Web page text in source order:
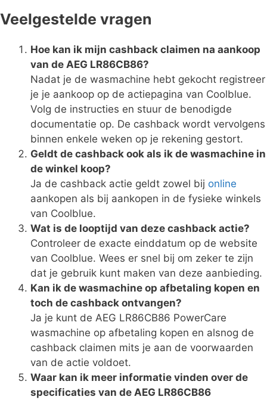
Veelgestelde vragen
Hoe kan ik mijn cashback claimen na aankoop
van de AEG LR86CB86?
Nadat je de wasmachine hebt gekocht registreer
je je aankoop op de actiepagina van Coolblue.
Volg de instructies en stuur de benodigde
documentatie op. De cashback wordt vervolgens
binnen enkele weken op je rekening gestort.
Geldt de cashback ook als ik de wasmachine in
de winkel koop?
Ja de cashback actie geldt zowel bij online
aankopen als bij aankopen in de fysieke winkels
van Coolblue.
Wat is de looptijd van deze cashback actie?
Controleer de exacte einddatum op de website
van Coolblue. Wees er snel bij om zeker te zijn
dat je gebruik kunt maken van deze aanbieding.
Kan ik de wasmachine op afbetaling kopen en
toch de cashback ontvangen?
Ja je kunt de AEG LR86CB86 PowerCare
wasmachine op afbetaling kopen en alsnog de
cashback claimen mits je aan de voorwaarden
van de actie voldoet.
Waar kan ik meer informatie vinden over de
specificaties van de AEG LR86CB86